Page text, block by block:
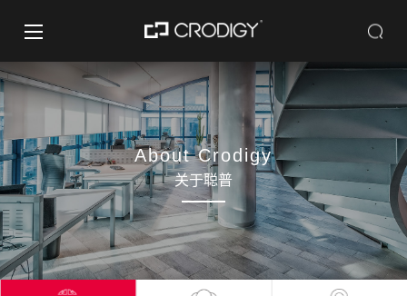
About Crodigy
关于聪普